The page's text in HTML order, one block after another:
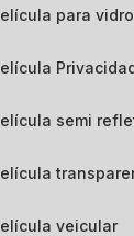
Película para
Película
Película semi
Película
Película veicular